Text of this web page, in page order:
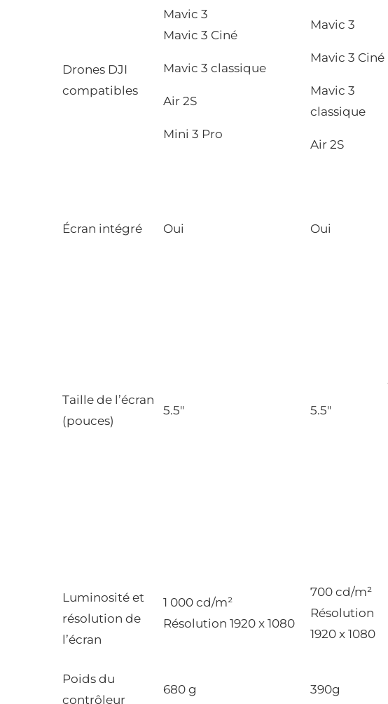
Drones DJI
compatibles
Mavic 3
Mavic 3 Ciné
Mavic 3 classique
Air 2S
Mini 3 Pro
Mavic 3
Mavic 3 Ciné
Mavic 3
classique
Air 2S
Écran intégré Oui Oui
Taille de l’écran
(pouces)
5.5″ 5.5″
Luminosité et
résolution de
l’écran
1 000 cd/m²
Résolution 1920 x 1080
700 cd/m²
Résolution
1920 x 1080
Poids du
contrôleur
680 g 390g